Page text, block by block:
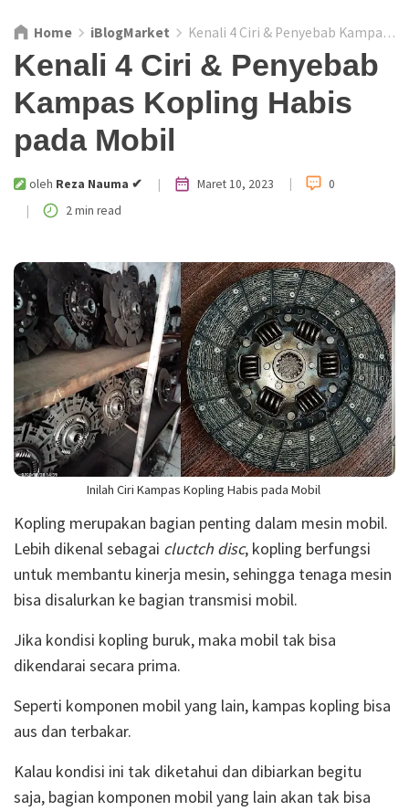
Home iBlogMarket Kenali 4 Ciri & Penyebab Kampas Kopling Habis pada Mobil
Kenali 4 Ciri & Penyebab
Kampas Kopling Habis
pada Mobil
oleh Reza Nauma ✔ | Maret 10, 2023 |
0
|
2 min read
Inilah Ciri Kampas Kopling Habis pada Mobil
Kopling merupakan bagian penting dalam mesin mobil.
Lebih dikenal sebagai cluctch disc, kopling berfungsi
untuk membantu kinerja mesin, sehingga tenaga mesin
bisa disalurkan ke bagian transmisi mobil.
Jika kondisi kopling buruk, maka mobil tak bisa
dikendarai secara prima.
Seperti komponen mobil yang lain, kampas kopling bisa
aus dan terbakar.
Kalau kondisi ini tak diketahui dan dibiarkan begitu
saja, bagian komponen mobil yang lain akan tak bisa